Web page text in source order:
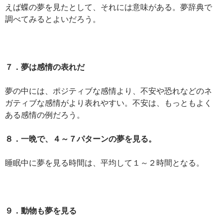
えば蝶の夢を見たとして、それには意味がある。夢辞典で
調べてみるとよいだろう。
７．夢は感情の表れだ
夢の中には、ポジティブな感情より、不安や恐れなどのネ
ガティブな感情がより表れやすい。不安は、もっともよく
ある感情の例だろう。
８．一晩で、４～７パターンの夢を見る。
睡眠中に夢を見る時間は、平均して１～２時間となる。
９．動物も夢を見る